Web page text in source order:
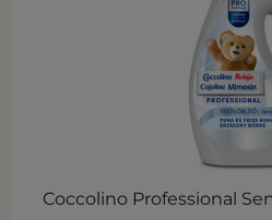
Coccolino Professional